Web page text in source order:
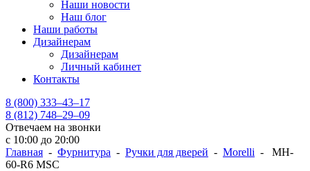
Наши новости
Наш блог
Наши работы
Дизайнерам
Дизайнерам
Личный кабинет
Контакты
8 (800) 333–43–17
8 (812) 748–29–09
Отвечаем на звонки
с 10:00 до 20:00
Главная - Фурнитура - Ручки для дверей - Morelli - MH-
60-R6 MSC